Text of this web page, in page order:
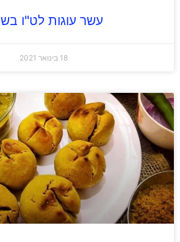
עשר עוגות לט"ו
18 בינואר 2021